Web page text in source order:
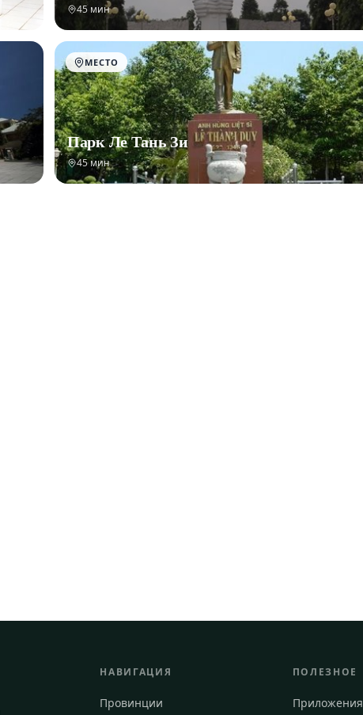
45 мин
МЕСТО
Парк Ле Тань Зи
45 мин
НАВИГАЦИЯ
Провинции
ПОЛЕЗНОЕ
Приложения